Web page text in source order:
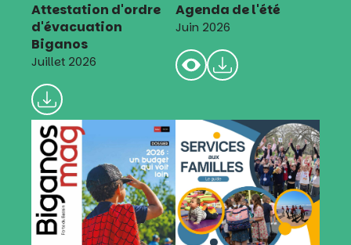
Attestation d'ordre
d'évacuation
Biganos
Juillet 2026
Agenda de l'été
Juin 2026